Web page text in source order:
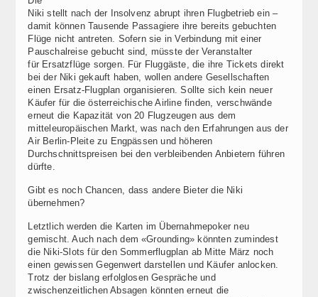
Niki stellt nach der Insolvenz abrupt ihren Flugbetrieb ein –
damit können Tausende Passagiere ihre bereits gebuchten
Flüge nicht antreten. Sofern sie in Verbindung mit einer
Pauschalreise gebucht sind, müsste der Veranstalter
für Ersatzflüge sorgen. Für Fluggäste, die ihre Tickets direkt
bei der Niki gekauft haben, wollen andere Gesellschaften
einen Ersatz-Flugplan organisieren. Sollte sich kein neuer
Käufer für die österreichische Airline finden, verschwände
erneut die Kapazität von 20 Flugzeugen aus dem
mitteleuropäischen Markt, was nach den Erfahrungen aus der
Air Berlin-Pleite zu Engpässen und höheren
Durchschnittspreisen bei den verbleibenden Anbietern führen
dürfte.
Gibt es noch Chancen, dass andere Bieter die Niki
übernehmen?
Letztlich werden die Karten im Übernahmepoker neu
gemischt. Auch nach dem «Grounding» könnten zumindest
die Niki-Slots für den Sommerflugplan ab Mitte März noch
einen gewissen Gegenwert darstellen und Käufer anlocken.
Trotz der bislang erfolglosen Gespräche und
zwischenzeitlichen Absagen könnten erneut die